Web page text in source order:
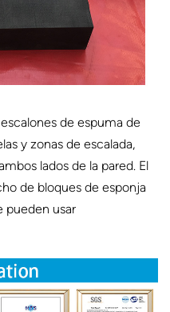
de espuma de
y zonas de escalada,
lados de la pared. El
de bloques de esponja
pueden usar